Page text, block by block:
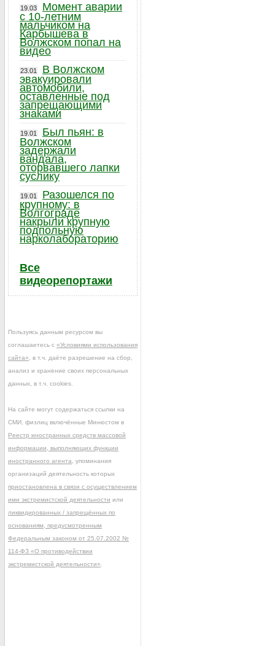
19.03
Момент аварии
с 10-летним
мальчиком на
Карбышева в
Волжском попал на
видео
23.01
В Волжском
эвакуировали
автомобили,
оставленные под
запрещающими
знаками
19.01
Был пьян: в
Волжском
задержали
вандала,
оторвавшего лапки
суслику
19.01
Разошелся по
крупному: в
Волгограде
накрыли крупную
подпольную
нарколабораторию
Все
видеорепортажи
Пользуясь данным ресурсом вы
соглашаетесь с «Условиями использования
сайта» , в т.ч. даёте разрешение на сбор,
анализ и хранение своих персональных
данных, в т.ч. cookies.
На сайте могут содержаться ссылки на
СМИ, физлиц включённые Минюстом в
Реестр иностранных средств массовой
информации, выполняющих функции
иностранного агента , упоминания
организаций деятельность которых
приостановлена в связи с осуществлением
ими экстремистской деятельности или
ликвидированных / запрещённых по
основаниям, предусмотренным
Федеральным законом от 25.07.2002 №
114-ФЗ «О противодействии
экстремистской деятельности»